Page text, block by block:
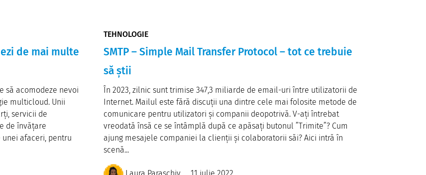
de mai multe
să acomodeze nevoi
multicloud. Unii
servicii de
de învățare
afaceri, pentru
TEHNOLOGIE
SMTP – Simple Mail Transfer Protocol – tot ce trebuie
să știi
În 2023, zilnic sunt trimise 347,3 miliarde de email-uri între utilizatorii de
Internet. Mailul este fără discuții una dintre cele mai folosite metode de
comunicare pentru utilizatori și companii deopotrivă. V-ați întrebat
vreodată însă ce se întâmplă după ce apăsați butonul ”Trimite”? Cum
ajung mesajele companiei la clienții și colaboratorii săi? Aici intră în
scenă...